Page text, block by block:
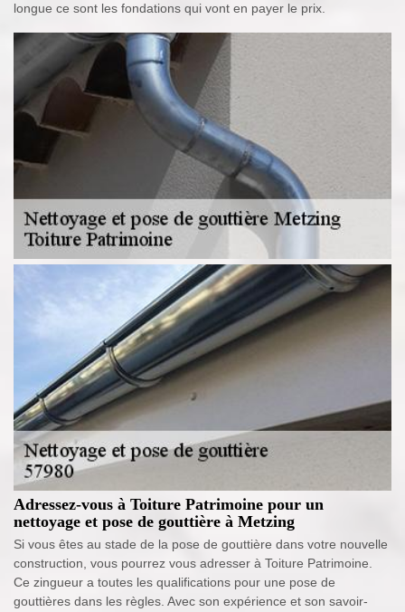
longue ce sont les fondations qui vont en payer le prix.
Adressez-vous à Toiture Patrimoine pour un
nettoyage et pose de gouttière à Metzing
Si vous êtes au stade de la pose de gouttière dans votre nouvelle
construction, vous pourrez vous adresser à Toiture Patrimoine.
Ce zingueur a toutes les qualifications pour une pose de
gouttières dans les règles. Avec son expérience et son savoir-